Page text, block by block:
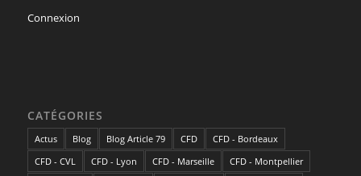
Connexion
CATÉGORIES
Actus Blog Blog Article 79 CFD
CFD - Bordeaux
CFD - CVL
CFD - Lyon CFD - Marseille CFD - Montpellier